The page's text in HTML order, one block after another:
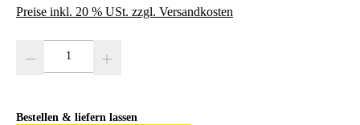
Preise inkl. 20 % USt. zzgl. Versandkosten
Bestellen & liefern lassen